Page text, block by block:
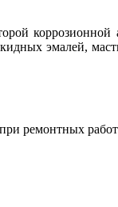
коррозионной
эмалей,
ремонтных